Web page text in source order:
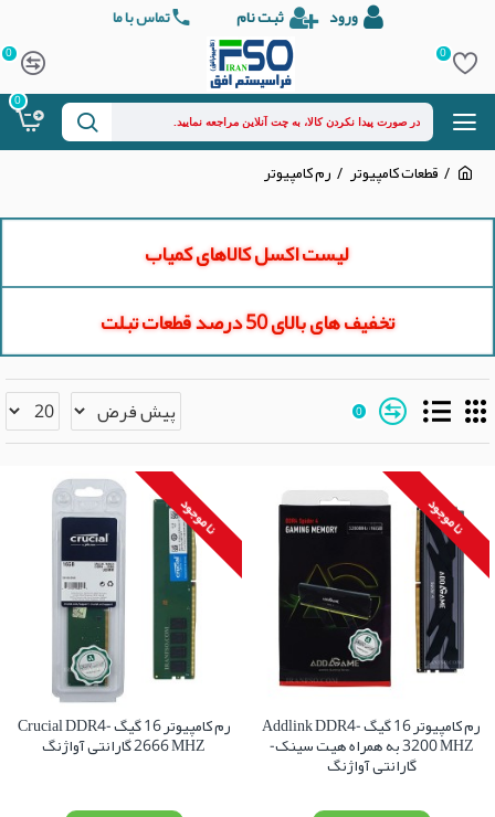
ورود ثبت نام تماس با ما
0
0
0
قطعات کامپیوتر رم کامپیوتر
لیست اکسل کالاهای کمیاب
تخفیف های بالای 50 درصد قطعات تبلت
0
نا موجود
رم کامپیوتر 16 گیگ Addlink DDR4-
3200 MHZ به همراه هیت سینک-
گارانتی آواژنگ
نا موجود
رم کامپیوتر 16 گیگ Crucial DDR4-
2666 MHZ گارانتی آواژنگ